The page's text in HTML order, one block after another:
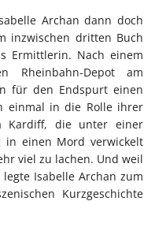
Archan dann doch
inzwischen dritten Buch
Ermittlerin. Nach einem
Rheinbahn-Depot am
für den Endspurt einen
einmal in die Rolle ihrer
Kardiff, die unter einer
in einen Mord verwickelt
viel zu lachen. Und weil
Isabelle Archan zum
Kurzgeschichte